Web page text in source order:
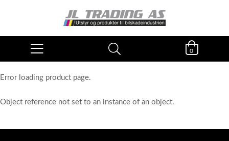
0
Error loading product page.
Object reference not set to an instance of an object.